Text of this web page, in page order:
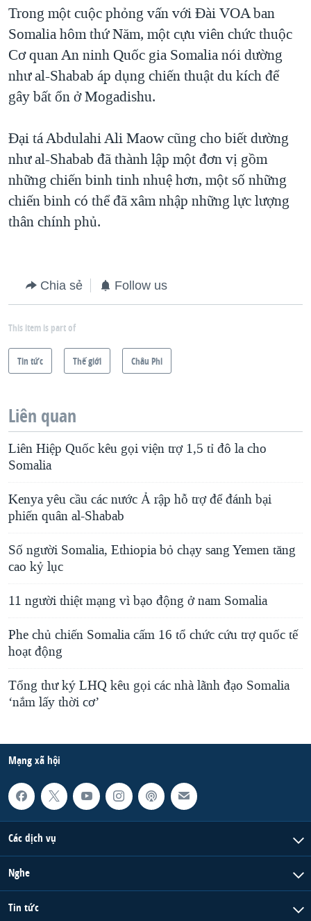
Trong một cuộc phỏng vấn với Đài VOA ban
Somalia hôm thứ Năm, một cựu viên chức thuộc
Cơ quan An ninh Quốc gia Somalia nói dường
như al-Shabab áp dụng chiến thuật du kích để
gây bất ổn ở Mogadishu.
Đại tá Abdulahi Ali Maow cũng cho biết dường
như al-Shabab đã thành lập một đơn vị gồm
những chiến binh tinh nhuệ hơn, một số những
chiến binh có thể đã xâm nhập những lực lượng
thân chính phủ.
Chia sẻ Follow us
This item is part of
Tin tức Thế giới Châu Phi
Liên quan
Liên Hiệp Quốc kêu gọi viện trợ 1,5 tỉ đô la cho
Somalia
Kenya yêu cầu các nước Ả rập hỗ trợ để đánh bại
phiến quân al-Shabab
Số người Somalia, Ethiopia bỏ chạy sang Yemen tăng
cao kỷ lục
11 người thiệt mạng vì bạo động ở nam Somalia
Phe chủ chiến Somalia cấm 16 tổ chức cứu trợ quốc tế
hoạt động
Tổng thư ký LHQ kêu gọi các nhà lãnh đạo Somalia
‘nắm lấy thời cơ’
Mạng xã hội
Các dịch vụ
Nghe
Tin tức